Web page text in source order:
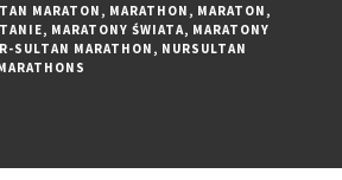
MARATON , MARATHON , MARATON ,
, MARATONY ŚWIATA, MARATONY
SULTAN MARATHON , NURSULTAN